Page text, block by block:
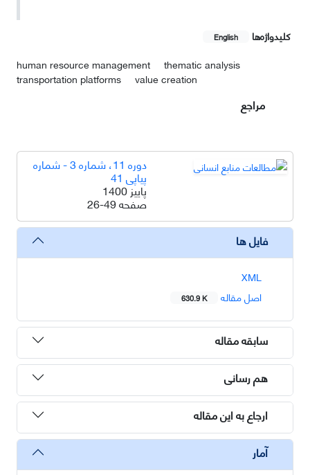
کلیدواژه‌ها English
human resource management
thematic analysis
transportation platforms
value creation
مراجع
دوره 11، شماره 3 - شماره
پیاپی 41
پاییز 1400
صفحه26-49
فایل ها
XML
اصل مقاله
630.9 K
سابقه مقاله
هم رسانی
ارجاع به این مقاله
آمار